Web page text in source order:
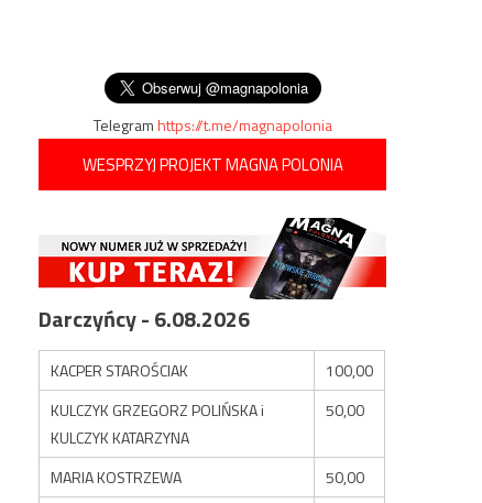
Telegramhttps://t.me/magnapolonia
WESPRZYJ PROJEKT MAGNA POLONIA
Darczyńcy - 6.08.2026
KACPER STAROŚCIAK
100,00
KULCZYK GRZEGORZ POLIŃSKA i
KULCZYK KATARZYNA
50,00
MARIA KOSTRZEWA
50,00